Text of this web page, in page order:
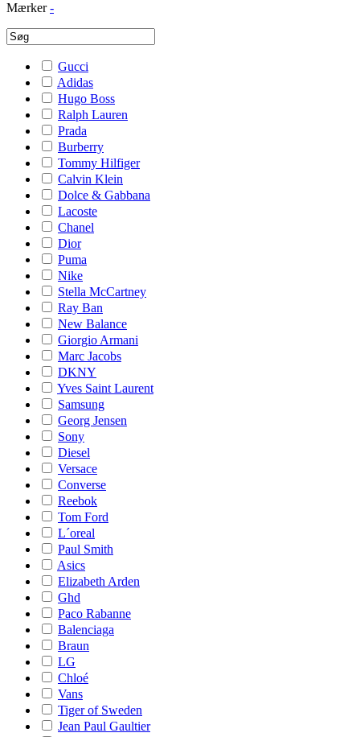
Mærker -
Gucci
Adidas
Hugo Boss
Ralph Lauren
Prada
Burberry
Tommy Hilfiger
Calvin Klein
Dolce & Gabbana
Lacoste
Chanel
Dior
Puma
Nike
Stella McCartney
Ray Ban
New Balance
Giorgio Armani
Marc Jacobs
DKNY
Yves Saint Laurent
Samsung
Georg Jensen
Sony
Diesel
Versace
Converse
Reebok
Tom Ford
L´oreal
Paul Smith
Asics
Elizabeth Arden
Ghd
Paco Rabanne
Balenciaga
Braun
LG
Chloé
Vans
Tiger of Sweden
Jean Paul Gaultier